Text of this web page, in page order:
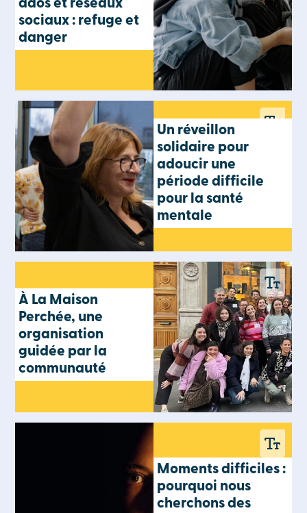
ados et réseaux
sociaux : refuge et
danger
Un réveillon
solidaire pour
adoucir une
période difficile
pour la santé
mentale
À La Maison
Perchée, une
organisation
guidée par la
communauté
Moments difficiles :
pourquoi nous
cherchons des